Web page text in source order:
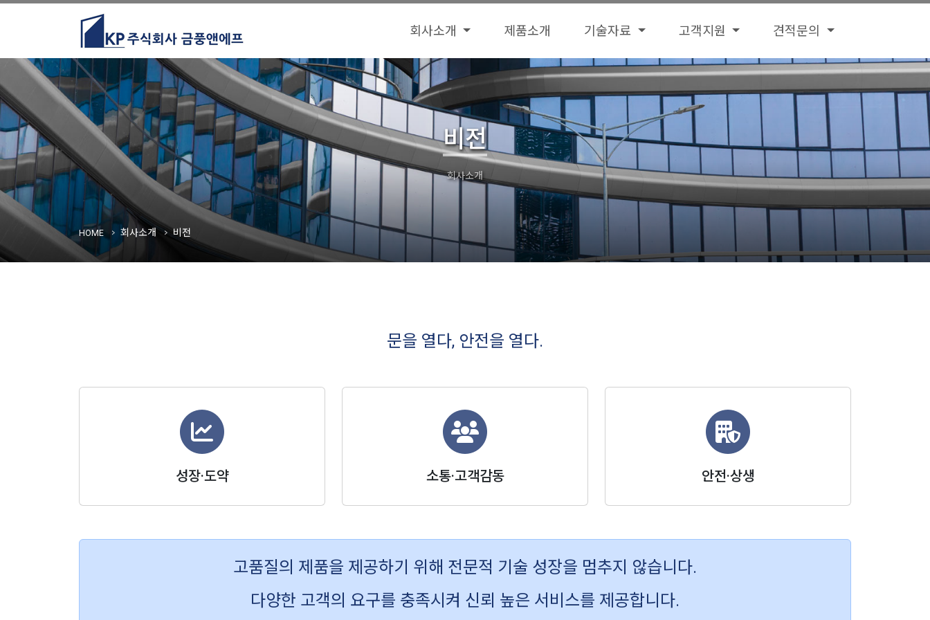
회사소개 제품소개 기술자료 고객지원 견적문의
비전
HOME 회사소개 비전
문을 열다, 안전을 열다.
성장·도약 소통·고객감동 안전·상생
고품질의 제품을 제공하기 위해 전문적 기술 성장을 멈추지 않습니다.
다양한 고객의 요구를 충족시켜 신뢰 높은 서비스를 제공합니다.